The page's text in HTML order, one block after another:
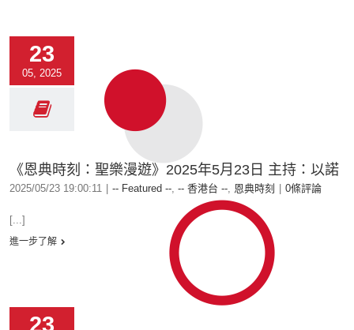
23
05, 2025
《恩典時刻：聖樂漫遊》2025年5月23日 主持：以諾
2025/05/23 19:00:11 -- Featured --, -- 香港台 --, 恩典時刻 0條評論
[...]
進一步了解
23